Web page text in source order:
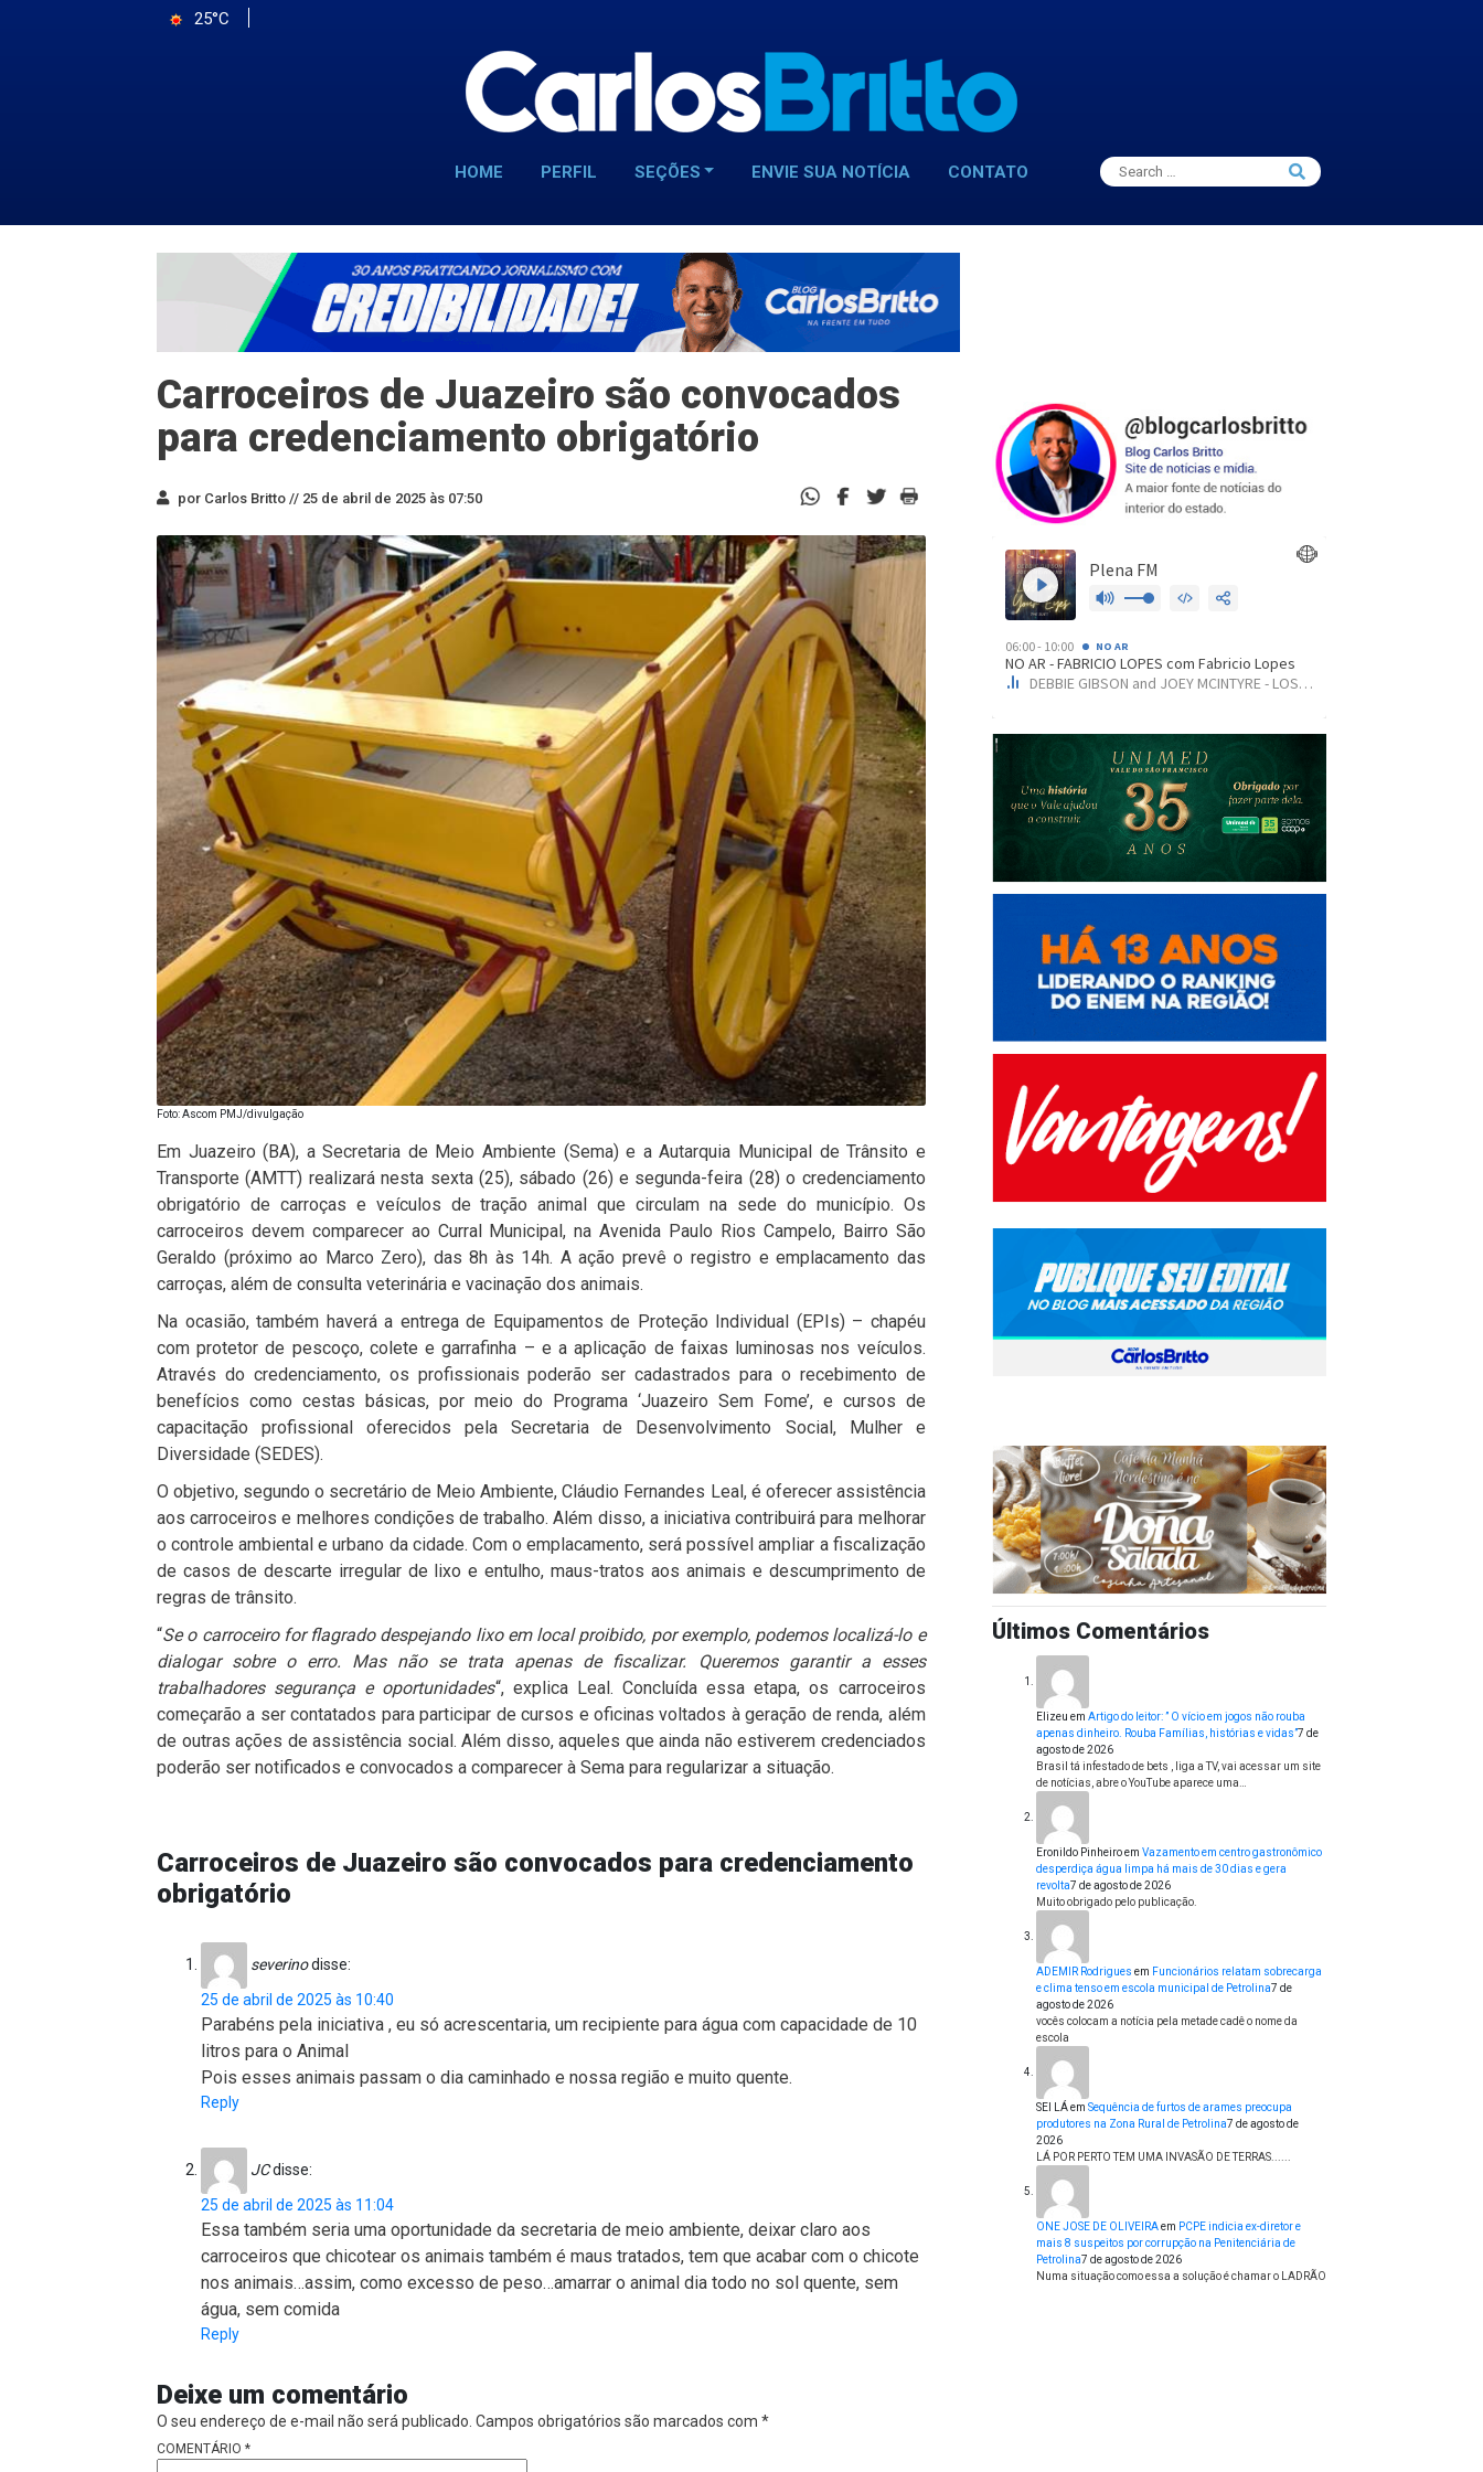
25°C
HOME PERFIL SEÇÕES ENVIE SUA NOTÍCIA CONTATO
Search
for:
Search
Carroceiros de Juazeiro são convocados
para credenciamento obrigatório
por Carlos Britto // 25 de abril de 2025 às 07:50
Foto: Ascom PMJ/divulgação
Em Juazeiro (BA), a Secretaria de Meio Ambiente (Sema) e a Autarquia Municipal de Trânsito e
Transporte (AMTT) realizará nesta sexta (25), sábado (26) e segunda-feira (28) o credenciamento
obrigatório de carroças e veículos de tração animal que circulam na sede do município. Os
carroceiros devem comparecer ao Curral Municipal, na Avenida Paulo Rios Campelo, Bairro São
Geraldo (próximo ao Marco Zero), das 8h às 14h. A ação prevê o registro e emplacamento das
carroças, além de consulta veterinária e vacinação dos animais.
Na ocasião, também haverá a entrega de Equipamentos de Proteção Individual (EPIs) – chapéu
com protetor de pescoço, colete e garrafinha – e a aplicação de faixas luminosas nos veículos.
Através do credenciamento, os profissionais poderão ser cadastrados para o recebimento de
benefícios como cestas básicas, por meio do Programa ‘Juazeiro Sem Fome’, e cursos de
capacitação profissional oferecidos pela Secretaria de Desenvolvimento Social, Mulher e
Diversidade (SEDES).
O objetivo, segundo o secretário de Meio Ambiente, Cláudio Fernandes Leal, é oferecer assistência
aos carroceiros e melhores condições de trabalho. Além disso, a iniciativa contribuirá para melhorar
o controle ambiental e urbano da cidade. Com o emplacamento, será possível ampliar a fiscalização
de casos de descarte irregular de lixo e entulho, maus-tratos aos animais e descumprimento de
regras de trânsito.
“Se o carroceiro for flagrado despejando lixo em local proibido, por exemplo, podemos localizá-lo e
dialogar sobre o erro. Mas não se trata apenas de fiscalizar. Queremos garantir a esses
trabalhadores segurança e oportunidades“, explica Leal. Concluída essa etapa, os carroceiros
começarão a ser contatados para participar de cursos e oficinas voltados à geração de renda, além
de outras ações de assistência social. Além disso, aqueles que ainda não estiverem credenciados
poderão ser notificados e convocados a comparecer à Sema para regularizar a situação.
Carroceiros de Juazeiro são convocados para credenciamento
obrigatório
severinodisse:
25 de abril de 2025 às 10:40
Parabéns pela iniciativa , eu só acrescentaria, um recipiente para água com capacidade de 10
litros para o Animal
Pois esses animais passam o dia caminhado e nossa região e muito quente.
Reply
JCdisse:
25 de abril de 2025 às 11:04
Essa também seria uma oportunidade da secretaria de meio ambiente, deixar claro aos
carroceiros que chicotear os animais também é maus tratados, tem que acabar com o chicote
nos animais…assim, como excesso de peso…amarrar o animal dia todo no sol quente, sem
água, sem comida
Reply
Deixe um comentário
O seu endereço de e-mail não será publicado. Campos obrigatórios são marcados com *
COMENTÁRIO *
Últimos Comentários
Elizeu em Artigo do leitor: ” O vício em jogos não rouba
apenas dinheiro. Rouba Famílias, histórias e vidas”7 de
agosto de 2026
Brasil tá infestado de bets , liga a TV, vai acessar um site
de notícias, abre o YouTube aparece uma…
Eronildo Pinheiroem Vazamento em centro gastronômico
desperdiça água limpa há mais de 30 dias e gera
revolta7 de agosto de 2026
Muito obrigado pelo publicação.
ADEMIR Rodrigues em Funcionários relatam sobrecarga
e clima tenso em escola municipal de Petrolina7 de
agosto de 2026
vocês colocam a notícia pela metade cadê o nome da
escola
SEI LÁem Sequência de furtos de arames preocupa
produtores na Zona Rural de Petrolina7 de agosto de
2026
LÁ POR PERTO TEM UMA INVASÃO DE TERRAS......
ONE JOSE DE OLIVEIRAem PCPE indicia ex-diretor e
mais 8 suspeitos por corrupção na Penitenciária de
Petrolina7 de agosto de 2026
Numa situação como essa a solução é chamar o LADRÃO